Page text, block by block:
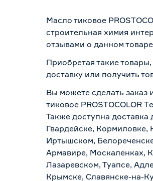
Масло тиковое
строительная химия
отзывами о данном
Приобретая такие
доставку или получить
Вы можете сделать заказ
тиковое PROSTOCOLOR
Также доступна доставка
Гвардейске, Кормиловке,
Иртышском,
Армавире, Москаленках,
Лазаревском, Туапсе,
Крымске, Славянске-на-